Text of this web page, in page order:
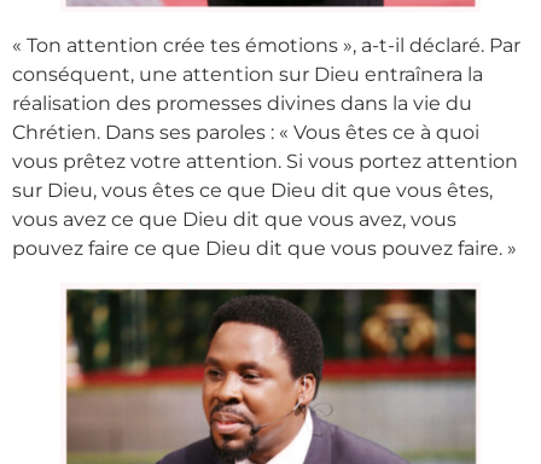
« Ton attention crée tes émotions », a-t-il déclaré. Par
conséquent, une attention sur Dieu entraînera la
réalisation des promesses divines dans la vie du
Chrétien. Dans ses paroles : « Vous êtes ce à quoi
vous prêtez votre attention. Si vous portez attention
sur Dieu, vous êtes ce que Dieu dit que vous êtes,
vous avez ce que Dieu dit que vous avez, vous
pouvez faire ce que Dieu dit que vous pouvez faire. »